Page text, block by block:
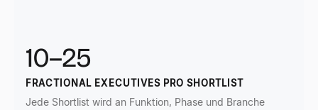
10–25
FRACTIONAL EXECUTIVES PRO SHORTLIST
Jede Shortlist wird an Funktion, Phase und Branche